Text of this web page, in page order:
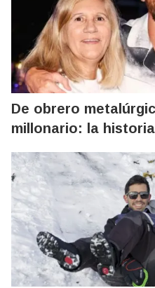
De obrero
millonario: la